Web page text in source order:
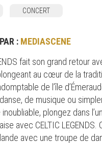
CONCERT
: MEDIASCENE
fait son grand retour
au cœur de la
de l’île
de musique ou
inoubliable, plongez dans
avec CELTIC LEGENDS.
avec une troupe de